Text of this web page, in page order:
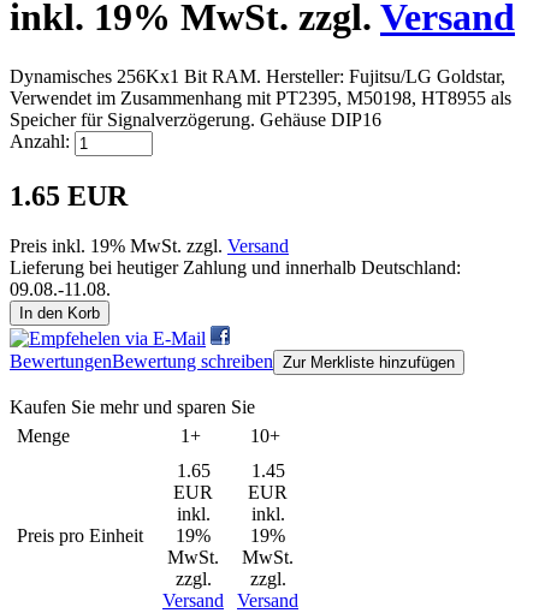
inkl. 19% MwSt. zzgl. Versand
Dynamisches 256Kx1 Bit RAM. Hersteller: Fujitsu/LG Goldstar,
Verwendet im Zusammenhang mit PT2395, M50198, HT8955 als
Speicher für Signalverzögerung. Gehäuse DIP16
Anzahl:
1.65 EUR
Preis inkl. 19% MwSt. zzgl. Versand
Lieferung bei heutiger Zahlung und innerhalb Deutschland:
09.08.-11.08.
In den Korb
BewertungenBewertung schreiben Zur Merkliste hinzufügen
Kaufen Sie mehr und sparen Sie
Menge
1+ 10+
Preis pro Einheit
1.65
EUR
inkl.
19%
MwSt.
zzgl.
Versand
1.45
EUR
inkl.
19%
MwSt.
zzgl.
Versand